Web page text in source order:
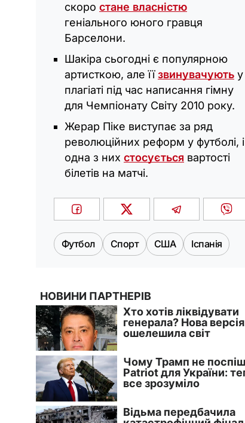
скоро стане власністю
геніального юного гравця
Барселони.
Шакіра сьогодні є популярною
артисткою, але їїзвинувачують у
плагіаті під час написання гімну
для Чемпіонату Світу 2010 року.
Жерар Піке виступає за ряд
революційних реформ у футболі, і
одна з них стосується вартості
білетів на матчі.
Футбол Спорт США Іспанія